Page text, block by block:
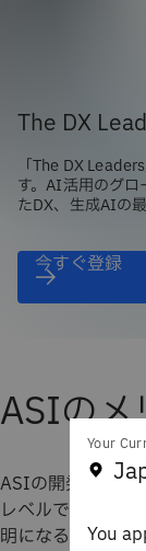
The DX
「The DX
す。AI活用のグ
たDX、生成AIの
今すぐ登録
ASIのメ
ASIの開発に必要
レベルで変革す
明になるとも言
Your
You